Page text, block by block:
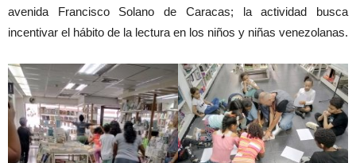
avenida Francisco Solano de Caracas; la actividad busca
incentivar el hábito de la lectura en los niños y niñas venezolanas.